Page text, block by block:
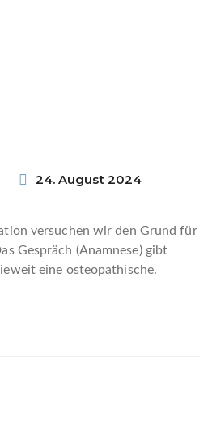
24. August 2024
versuchen wir den Grund für
Gespräch (Anamnese) gibt
eine osteopathische.